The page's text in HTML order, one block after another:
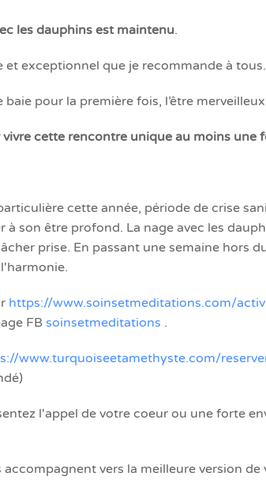
les dauphins est maintenu.
exceptionnel que je recommande à tous.
pour la première fois, l’être
cette rencontre unique au moins une
cette année, période de crise
à son être profond. La nage avec les
prise. En passant une semaine
https://www.soinsetmeditations.com/
FBsoinsetmeditations .
www.turquoiseetamethyste.com/
l'appel de votre coeur ou une forte
vers la meilleure version de